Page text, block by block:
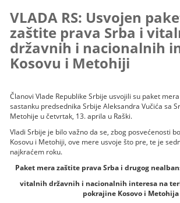
VLADA RS: Usvojen
zaštite prava Srba i
državnih i nacionalnih
Kosovu i Metohiji
Članovi Vlade Republike Srbije usvojili su paket
sastanku predsednika Srbije Aleksandra Vučića sa
Metohije u četvrtak, 13. aprila u Raški.
Vladi Srbije je bilo važno da se, zbog posvećenosti
Kosovu i Metohiji, ove mere usvoje što pre, te je
najkraćem roku.
Paket mera zaštite prava Srba i drugog
vitalnih državnih i nacionalnih interesa na
pokrajine Kosovo i Metohija